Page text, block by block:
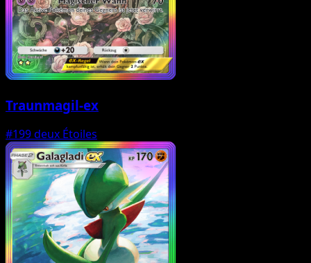
Traunmagil-ex
#199deux Étoiles